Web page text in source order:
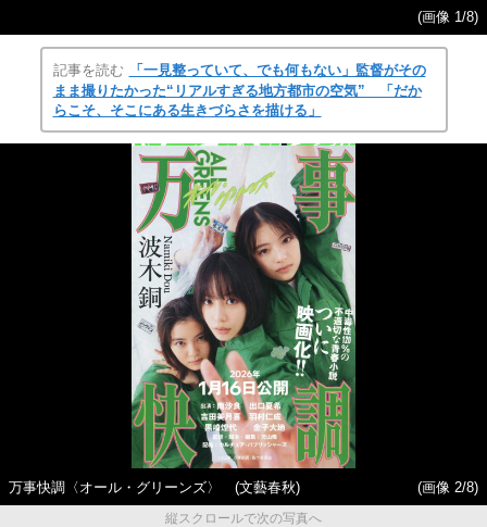
(画像 1/8)
記事を読む
「一見整っていて、でも何もない」監督がその
まま撮りたかった“リアルすぎる地方都市の空気” 「だか
らこそ、そこにある生きづらさを描ける」
万事快調〈オール・グリーンズ〉 (文藝春秋)
(画像 2/8)
縦スクロールで次の写真へ